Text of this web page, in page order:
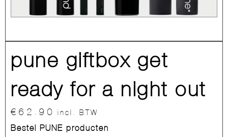
pune giftbox get
ready for a night out
€ 62.90 incl. BTW
Bestel PUNE producten